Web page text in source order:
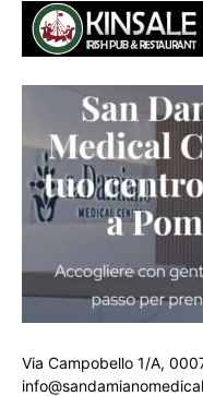
Via Campobello 1/A,